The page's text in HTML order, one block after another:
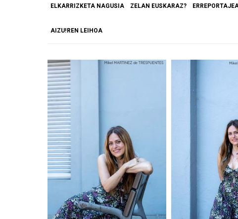
ELKARRIZKETA NAGUSIA ZELAN EUSKARAZ?
AIZU!REN LEIHOA